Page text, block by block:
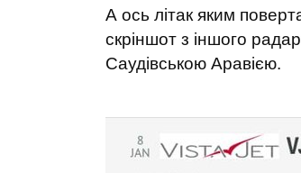
А ось літак яким
скріншот з іншого
Саудівською Аравією.